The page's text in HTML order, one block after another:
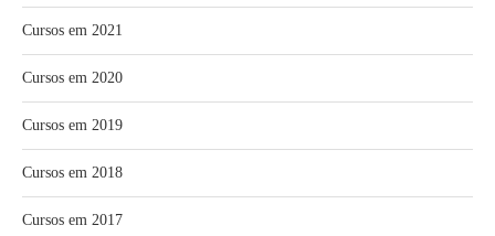
Cursos em 2021
Cursos em 2020
Cursos em 2019
Cursos em 2018
Cursos em 2017